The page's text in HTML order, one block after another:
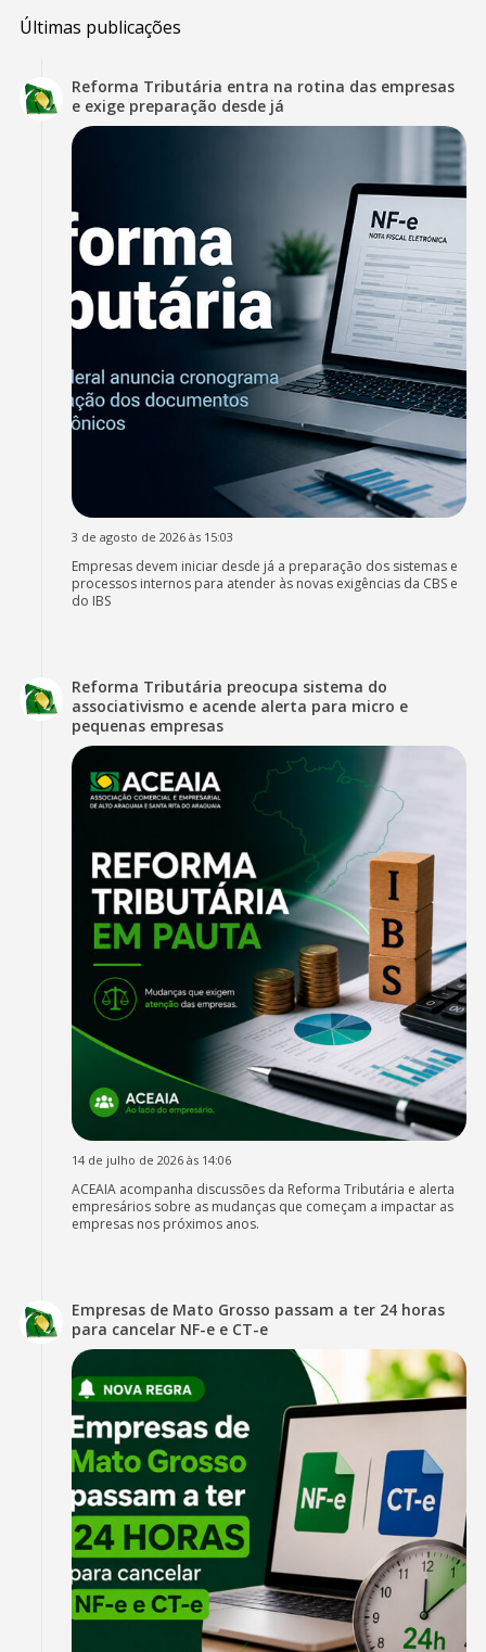
Últimas publicações
Reforma Tributária entra na rotina das empresas
e exige preparação desde já
3 de agosto de 2026 às 15:03
Empresas devem iniciar desde já a preparação dos sistemas e
processos internos para atender às novas exigências da CBS e
do IBS
Reforma Tributária preocupa sistema do
associativismo e acende alerta para micro e
pequenas empresas
14 de julho de 2026 às 14:06
ACEAIA acompanha discussões da Reforma Tributária e alerta
empresários sobre as mudanças que começam a impactar as
empresas nos próximos anos.
Empresas de Mato Grosso passam a ter 24 horas
para cancelar NF-e e CT-e